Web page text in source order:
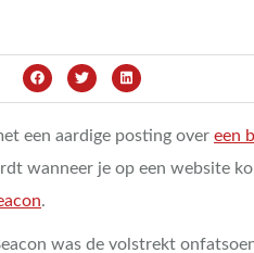
een aardige posting over een
wanneer je op een website
.
was de volstrekt